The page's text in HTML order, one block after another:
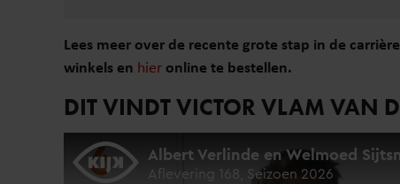
Lees meer over de recente grote stap in de
winkels en hier online te bestellen.
DIT VINDT VICTOR VLAM VAN